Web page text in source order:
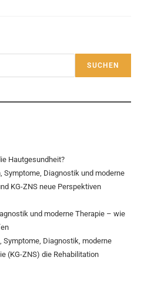
SUCHEN
Hautgesundheit?
Symptome, Diagnostik und moderne
KG-ZNS neue Perspektiven
und moderne Therapie – wie
Symptome, Diagnostik, moderne
(KG-ZNS) die Rehabilitation